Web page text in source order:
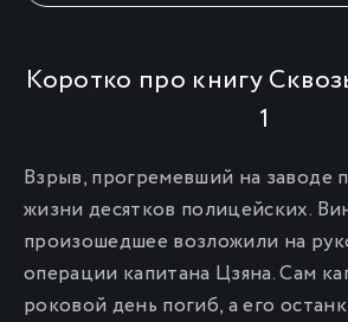
Коротко про книгу
1
Взрыв, прогремевший на заводе
жизни десятков полицейских.
произошедшее возложили на
операции капитана Цзяна. Сам
роковой день погиб, а его